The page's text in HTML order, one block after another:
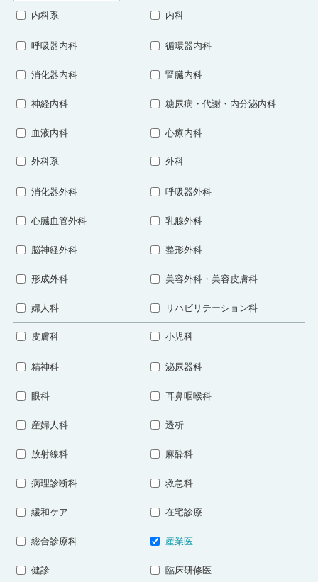
内科系 内科
呼吸器内科 循環器内科
消化器内科 腎臓内科
神経内科 糖尿病・代謝・内分泌内科
血液内科 心療内科
外科系 外科
消化器外科 呼吸器外科
心臓血管外科 乳腺外科
脳神経外科 整形外科
形成外科 美容外科・美容皮膚科
婦人科 リハビリテーション科
皮膚科 小児科
精神科 泌尿器科
眼科 耳鼻咽喉科
産婦人科 透析
放射線科 麻酔科
病理診断科 救急科
緩和ケア 在宅診療
総合診療科 産業医
健診 臨床研修医